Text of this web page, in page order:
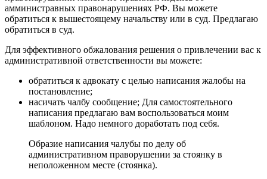
амминистравных правонарушениях РФ. Вы можете
обратиться к вышестоящему начальству или в суд. Предлагаю
обратиться в суд.
Для эффективного обжалования решения о привлечении вас к
административной ответственности вы можете:
обратиться к адвокату с целью написания жалобы на
постановление;
насичать чалбу сообщение; Для самостоятельного
написания предлагаю вам воспользоваться моим
шаблоном. Надо немного доработать под себя.
Образие написания чалубы по делу об
административном праворушении за стоянку в
неположенном месте (стоянка).